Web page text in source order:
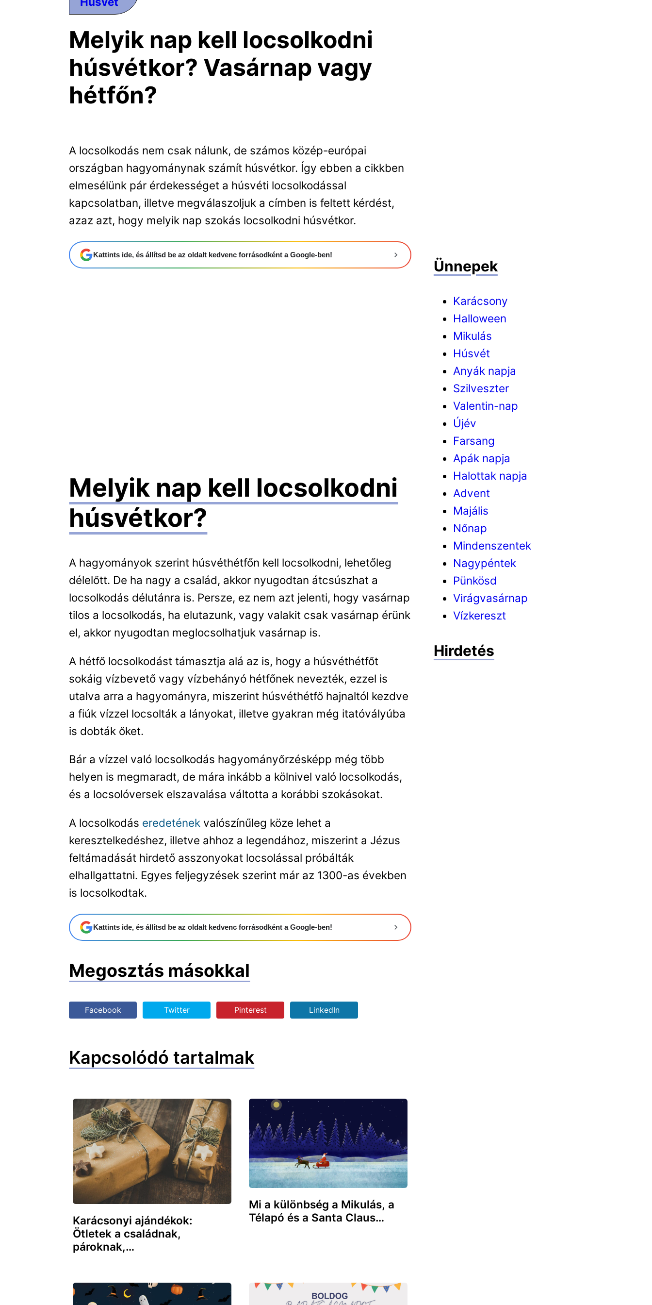
Melyik nap kell locsolkodni
húsvétkor? Vasárnap vagy
hétfőn?
A locsolkodás nem csak nálunk, de számos közép-európai
országban hagyománynak számít húsvétkor. Így ebben a cikkben
elmesélünk pár érdekességet a húsvéti locsolkodással
kapcsolatban, illetve megválaszoljuk a címben is feltett kérdést,
azaz azt, hogy melyik nap szokás locsolkodni húsvétkor.
Kattints ide, és állítsd be az oldalt kedvenc forrásodként a Google-ben!
Melyik nap kell locsolkodni
húsvétkor?
A hagyományok szerint húsvéthétfőn kell locsolkodni, lehetőleg
délelőtt. De ha nagy a család, akkor nyugodtan átcsúszhat a
locsolkodás délutánra is. Persze, ez nem azt jelenti, hogy vasárnap
tilos a locsolkodás, ha elutazunk, vagy valakit csak vasárnap érünk
el, akkor nyugodtan meglocsolhatjuk vasárnap is.
A hétfő locsolkodást támasztja alá az is, hogy a húsvéthétfőt
sokáig vízbevető vagy vízbehányó hétfőnek nevezték, ezzel is
utalva arra a hagyományra, miszerint húsvéthétfő hajnaltól kezdve
a fiúk vízzel locsolták a lányokat, illetve gyakran még itatóvályúba
is dobták őket.
Bár a vízzel való locsolkodás hagyományőrzésképp még több
helyen is megmaradt, de mára inkább a kölnivel való locsolkodás,
és a locsolóversek elszavalása váltotta a korábbi szokásokat.
A locsolkodás eredetének valószínűleg köze lehet a
keresztelkedéshez, illetve ahhoz a legendához, miszerint a Jézus
feltámadását hirdető asszonyokat locsolással próbálták
elhallgattatni. Egyes feljegyzések szerint már az 1300-as években
is locsolkodtak.
Kattints ide, és állítsd be az oldalt kedvenc forrásodként a Google-ben!
Megosztás másokkal
Facebook Twitter Pinterest LinkedIn
Kapcsolódó tartalmak
Karácsonyi ajándékok:
Ötletek a családnak,
pároknak,…
Mi a különbség a Mikulás, a
Télapó és a Santa Claus…
Ünnepek
Karácsony
Halloween
Mikulás
Húsvét
Anyák napja
Szilveszter
Valentin-nap
Újév
Farsang
Apák napja
Halottak napja
Advent
Majális
Nőnap
Mindenszentek
Nagypéntek
Pünkösd
Virágvasárnap
Vízkereszt
Hirdetés